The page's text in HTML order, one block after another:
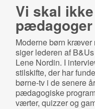
Vi skal
pædagoger
Moderne børn kræver
siger lederen af B&Us
Lene Nordin. I
stilskifte, der har
børne-tv i de senere
pædagogiske
værter, quizzer og